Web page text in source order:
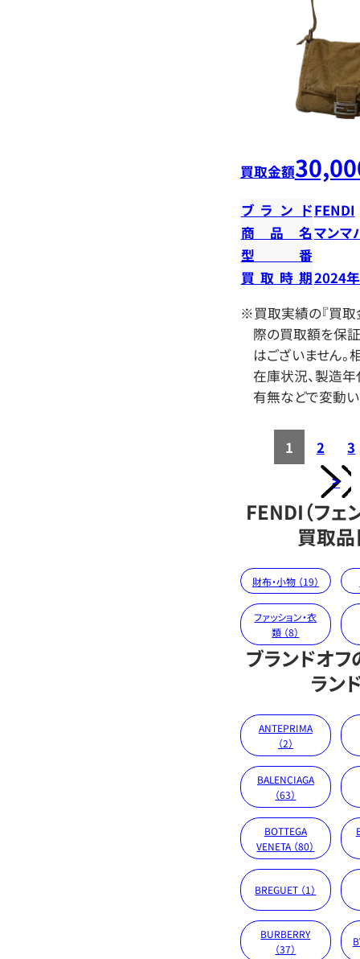
買取金額
ブランドFENDI
商品名マンマ
型番
買取時期2024
※買取実績の『買取
際の買取額を保
はございません。
在庫状況、製造年
有無などで変動い
1 2
3
>
FENDI（フェ
買取
財布・小物 （19）
ファッション・衣
類 （8）
ブランドオ
ラン
ANTEPRIMA
（2）
BALENCIAGA
（63）
BOTTEGA
VENETA （80）
BREGUET （1）
BURBERRY
（37）